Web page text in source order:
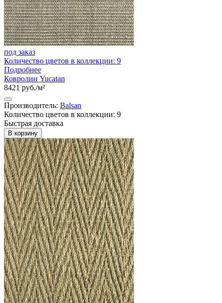
под заказ
Количество цветов в коллекции: 9
Подробнее
Ковролин Yucatan
8421 руб./м²
Производитель: Balsan
Количество цветов в коллекции: 9
Быстрая доставка
В корзину